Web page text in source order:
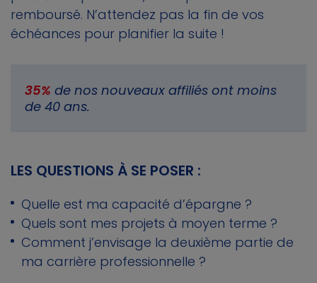
remboursé. N’attendez pas la fin de vos
échéances pour planifier la suite !
35% de nos nouveaux affiliés ont moins
de 40 ans.
LES QUESTIONS À SE POSER :
Quelle est ma capacité d’épargne ?
Quels sont mes projets à moyen terme ?
Comment j’envisage la deuxième partie de
ma carrière professionnelle ?